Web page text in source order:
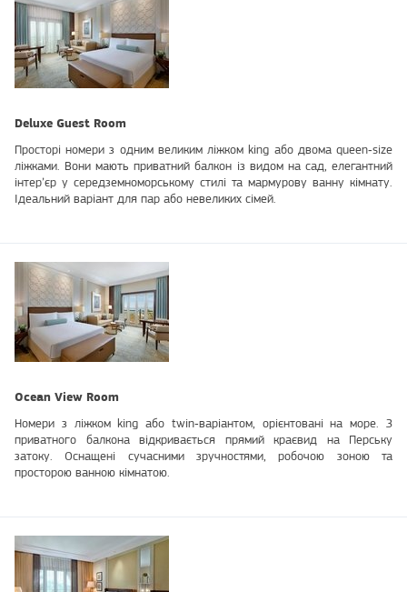
Deluxe Guest Room
Просторі номери з одним великим ліжком king або двома queen‑size
ліжками. Вони мають приватний балкон із видом на сад, елегантний
інтер’єр у середземноморському стилі та мармурову ванну кімнату.
Ідеальний варіант для пар або невеликих сімей.
Ocean View Room
Номери з ліжком king або twin‑варіантом, орієнтовані на море. З
приватного балкона відкривається прямий краєвид на Перську
затоку. Оснащені сучасними зручностями, робочою зоною та
просторою ванною кімнатою.